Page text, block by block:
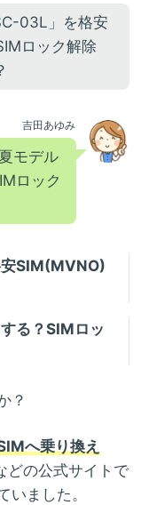
03L」を格安
ロック解除
吉田あゆみ
モデル
ロック
安SIM(MVNO)
る？SIMロッ
？
へ乗り換え
どの公式サイトで
いました。